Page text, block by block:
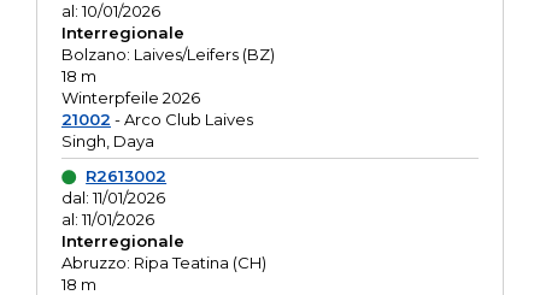
al: 10/01/2026
Interregionale
Bolzano: Laives/Leifers (BZ)
18 m
Winterpfeile 2026
21002 - Arco Club Laives
Singh, Daya
R2613002
dal: 11/01/2026
al: 11/01/2026
Interregionale
Abruzzo: Ripa Teatina (CH)
18 m